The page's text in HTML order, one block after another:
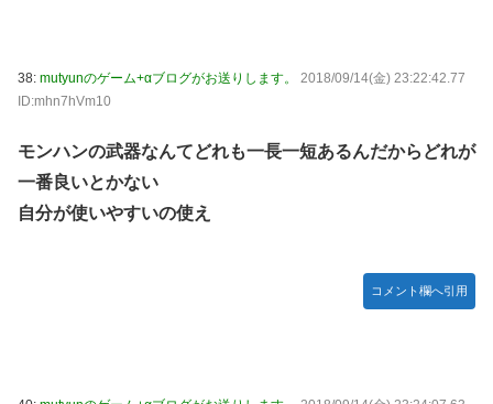
38: mutyunのゲーム+αブログがお送りします。
2018/09/14(金) 23:22:42.77
ID:mhn7hVm10
モンハンの武器なんてどれも一長一短あるんだからどれが
一番良いとかない
自分が使いやすいの使え
コメント欄へ引用